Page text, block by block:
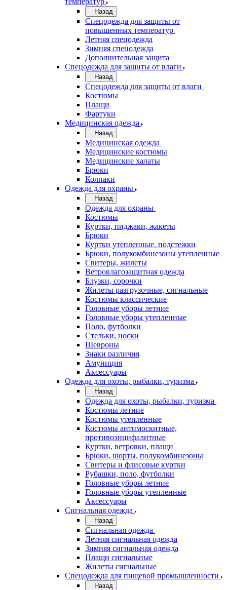
Назад
Спецодежда для защиты от
повышенных температур
Летняя спецодежда
Зимняя спецодежда
Дополнительная защита
Спецодежда для защиты от влаги
Назад
Спецодежда для защиты от влаги
Костюмы
Плащи
Фартуки
Медицинская одежда
Назад
Медицинская одежда
Медицинские костюмы
Медицинские халаты
Брюки
Колпаки
Одежда для охраны
Назад
Одежда для охраны
Костюмы
Куртки, пиджаки, жакеты
Брюки
Куртки утепленные, подстежки
Брюки, полукомбинезоны утепленные
Свитеры, жилеты
Ветровлагозащитная одежда
Блузки, сорочки
Жилеты разгрузочные, сигнальные
Костюмы классические
Головные уборы летние
Головные уборы утепленные
Поло, футболки
Стельки, носки
Шевроны
Знаки различия
Амуниция
Аксессуары
Одежда для охоты, рыбалки, туризма
Назад
Одежда для охоты, рыбалки, туризма
Костюмы летние
Костюмы утепленные
Костюмы антимоскитные,
противоэнцифалитные
Куртки, ветровки, плащи
Брюки, шорты, полукомбинезоны
Свитеры и флисовые куртки
Рубашки, поло, футболки
Головные уборы летние
Головные уборы утепленные
Аксессуары
Сигнальная одежда
Назад
Сигнальная одежда
Летняя сигнальная одежда
Зимняя сигнальная одежда
Плащи сигнальные
Жилеты сигнальные
Спецодежда для пищевой промышленности
Назад